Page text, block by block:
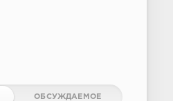
ОБСУЖДАЕМОЕ